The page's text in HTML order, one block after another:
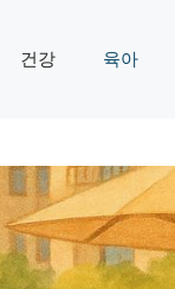
건강 육아